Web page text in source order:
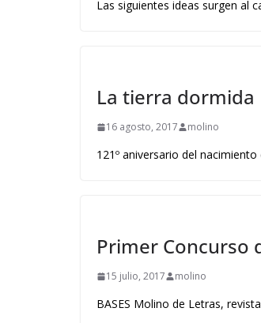
Las siguientes ideas surgen al
La tierra dormida
16 agosto, 2017 molino
121º aniversario del
Primer Concurso
15 julio, 2017 molino
BASES Molino de Letras,